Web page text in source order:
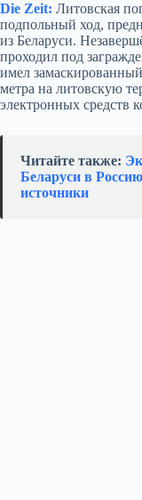
Die Zeit: Литовская
подпольный ход,
из Беларуси.
проходил под
имел
метра на литовскую
электронных средств
Читайте также:
Беларуси в
источники